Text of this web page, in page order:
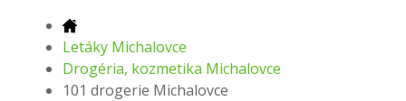
Letáky Michalovce
Drogéria, kozmetika Michalovce
101 drogerie Michalovce